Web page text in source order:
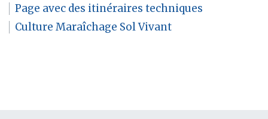
Page avec des itinéraires techniques
Culture Maraîchage Sol Vivant